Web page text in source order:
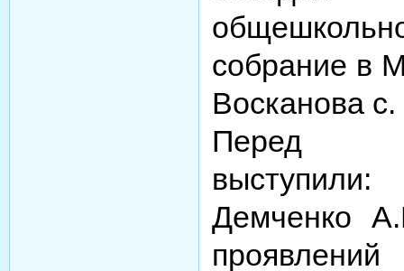
собрание в
Восканова
Перед
Демченко